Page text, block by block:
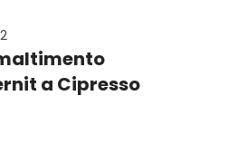
a Cipresso